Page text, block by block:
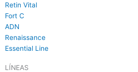
Retin Vital
Fort C
ADN
Renaissance
Essential Line
LÍNEAS